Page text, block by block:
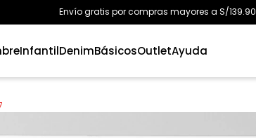
Envío gratis por compras mayores a S/139.90
InfantilDenimBásicosOutletAyuda